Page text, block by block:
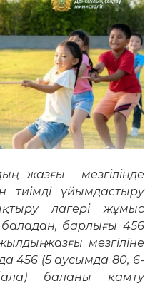
жазғы мезгілінде
тиімді ұйымдастыру
лагері жұмыс
барлығы 456
жазғы мезгіліне
456 (5 аусымда 80, 6-
баланы қамту